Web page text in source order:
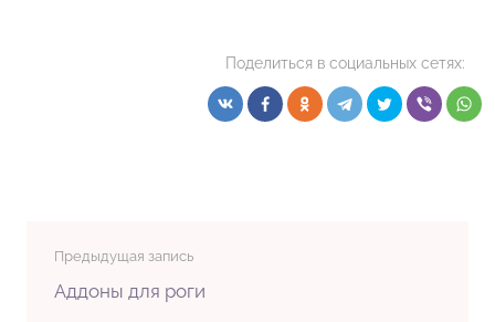
Поделиться в социальных сетях:
Предыдущая запись
Аддоны для роги